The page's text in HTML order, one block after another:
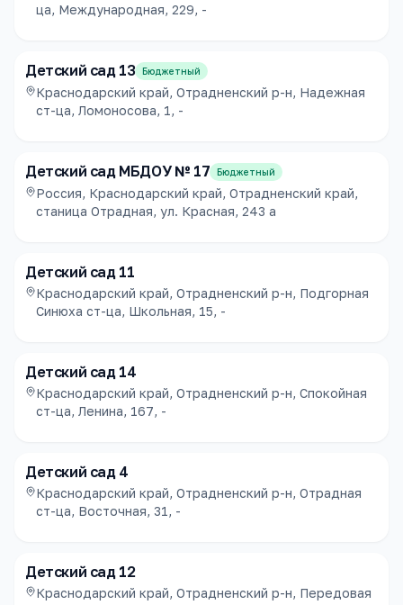
ца, Международная, 229, -
Детский сад 13 Бюджетный
Краснодарский край, Отрадненский р-н, Надежная
ст-ца, Ломоносова, 1, -
Детский сад МБДОУ № 17 Бюджетный
Россия, Краснодарский край, Отрадненский край,
станица Отрадная, ул. Красная, 243 а
Детский сад 11
Краснодарский край, Отрадненский р-н, Подгорная
Синюха ст-ца, Школьная, 15, -
Детский сад 14
Краснодарский край, Отрадненский р-н, Спокойная
ст-ца, Ленина, 167, -
Детский сад 4
Краснодарский край, Отрадненский р-н, Отрадная
ст-ца, Восточная, 31, -
Детский сад 12
Краснодарский край, Отрадненский р-н, Передовая